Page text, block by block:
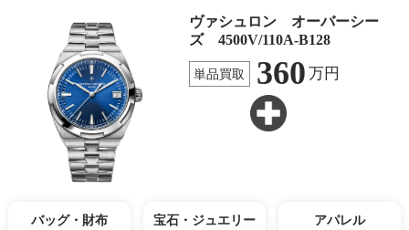
ヴァシュロン オーバーシー
ズ 4500V/110A-B128
単品買取 360 万円
バッグ・財布 宝石・ジュエリー アパレル